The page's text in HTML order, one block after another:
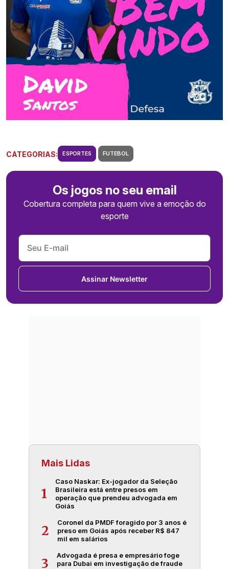
CATEGORIAS: ESPORTES FUTEBOL
Os jogos no seu email
Cobertura completa para quem vive a emoção do
esporte
Assinar Newsletter
Mais Lidas
1
Caso Naskar: Ex-jogador da Seleção
Brasileira está entre presos em
operação que prendeu advogada em
Goiás
2
Coronel da PMDF foragido por 3 anos é
preso em Goiás após receber R$ 847
mil em salários
3
Advogada é presa e empresário foge
para Dubai em investigação de fraude